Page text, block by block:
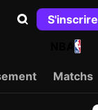
S'inscrire
NBA
Matchs